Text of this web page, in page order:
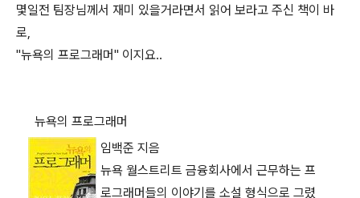
몇일전 팀장님께서 재미 있을거라면서 읽어 보라고 주신 책이 바
로,
"뉴욕의 프로그래머" 이지요..
뉴욕의 프로그래머
임백준 지음
뉴욕 월스트리트 금융회사에서 근무하는 프
로그래머들의 이야기를 소설 형식으로 그렸